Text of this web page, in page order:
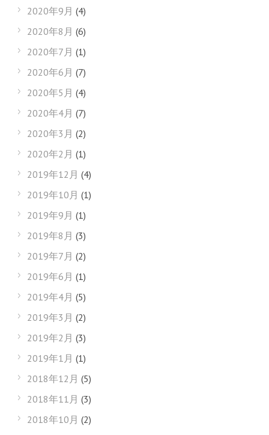
2020年9月 (4)
2020年8月 (6)
2020年7月 (1)
2020年6月 (7)
2020年5月 (4)
2020年4月 (7)
2020年3月 (2)
2020年2月 (1)
2019年12月 (4)
2019年10月 (1)
2019年9月 (1)
2019年8月 (3)
2019年7月 (2)
2019年6月 (1)
2019年4月 (5)
2019年3月 (2)
2019年2月 (3)
2019年1月 (1)
2018年12月 (5)
2018年11月 (3)
2018年10月 (2)